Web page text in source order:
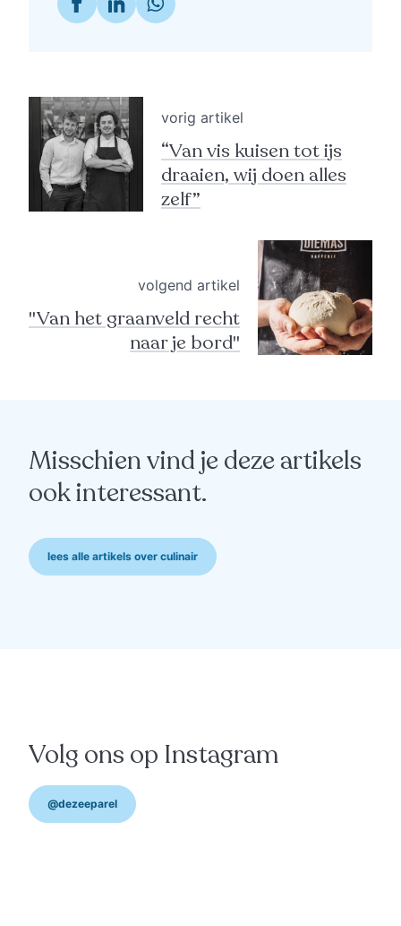
vorig artikel
“Van vis kuisen tot ijs
draaien, wij doen alles
zelf”
volgend artikel
"Van het graanveld recht
naar je bord"
Misschien vind je deze artikels
ook interessant.
lees alle artikels over culinair
Volg ons op Instagram
@dezeeparel